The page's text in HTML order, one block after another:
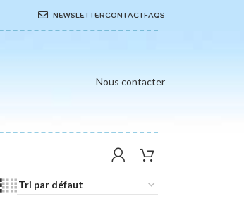
NEWSLETTERCONTACTFAQS
Nous contacter